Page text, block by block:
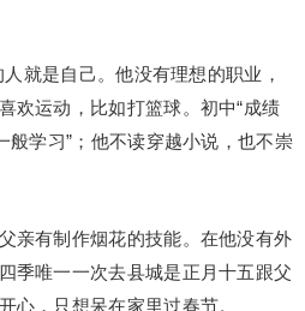
人就是自己。他没有理想的职业，
运动，比如打篮球。初中“成绩
般学习”；他不读穿越小说，也不崇
亲有制作烟花的技能。在他没有外
季唯一一次去县城是正月十五跟父
心，只想呆在家里过春节。